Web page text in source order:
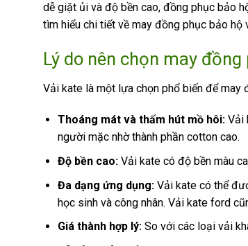
dễ giặt ủi và độ bền cao, đồng phục bảo
tìm hiểu chi tiết về may đồng phục bảo hộ
Lý do nên chọn may
Vải kate là một lựa chọn phổ biến để may
Thoáng mát và thấm hút mồ hôi:Vải
người mặc nhờ thành phần cotton cao.
Độ bền cao: Vải kate có độ bền màu
Đa dạng ứng dụng: Vải kate có thể
học sinh và công nhân. Vải kate ford
Giá thành hợp lý:So với các loại vải